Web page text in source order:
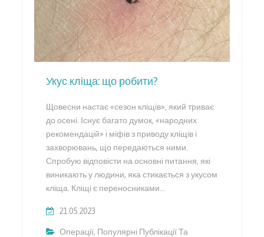
Укус кліща: що робити?
Щовесни настає «сезон кліщів», який триває
до осені. Існує багато думок, «народних
рекомендацій» і міфів з приводу кліщів і
захворювань, що передаються ними.
Спробую відповісти на основні питання, які
виникають у людини, яка стикається з укусом
кліща. Кліщі є переносниками…
21.05.2023
Операції, Популярні Публікації Та